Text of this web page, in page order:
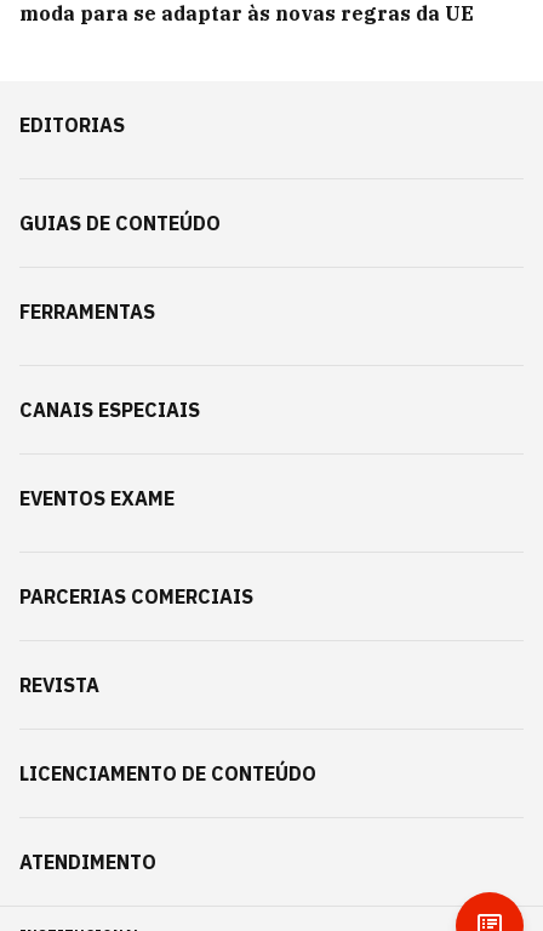
moda para se adaptar às novas regras da UE
EDITORIAS
GUIAS DE CONTEÚDO
FERRAMENTAS
CANAIS ESPECIAIS
EVENTOS EXAME
PARCERIAS COMERCIAIS
REVISTA
LICENCIAMENTO DE CONTEÚDO
ATENDIMENTO